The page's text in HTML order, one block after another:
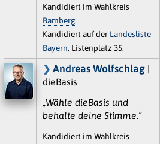
Kandidiert im Wahlkreis
Bamberg.
Kandidiert auf der Landesliste
Bayern, Listenplatz 35.
Andreas Wolfschlag|
dieBasis
„Wähle dieBasis und
behalte deine Stimme.“
Kandidiert im Wahlkreis